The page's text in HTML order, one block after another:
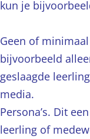
kun je
Geen of
bijvoorbeeld
geslaagde
media.
Persona’s. Dit
leerling of